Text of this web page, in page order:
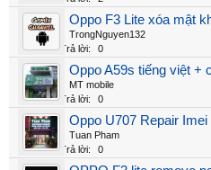
Oppo F3 Lite xóa mật
TrongNguyen132
Trả lời:
0
Oppo A59s tiếng việt +
MT mobile
Trả lời:
0
Oppo U707 Repair Imei
Tuan Pham
Trả lời:
0